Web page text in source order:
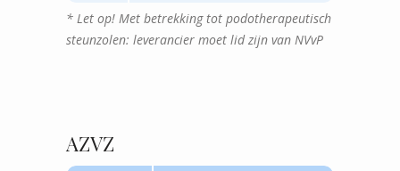
* Let op! Met betrekking tot podotherapeutisch
steunzolen: leverancier moet lid zijn van NVvP
AZVZ